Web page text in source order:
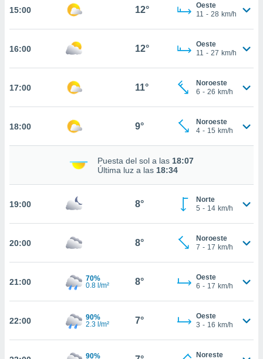
Puedes
web a
como
IP
posible
en
a lo que
su
datos
15:00 12°
Oeste
11 - 28 km/h
16:00 12°
Oeste
11 - 27 km/h
17:00 11°
Noroeste
6 - 26 km/h
18:00 9°
Noroeste
4 - 15 km/h
Puesta del sol a las 18:07
Última luz a las 18:34
19:00 8°
Norte
5 - 14 km/h
20:00 8°
Noroeste
7 - 17 km/h
21:00
70%
0.8 l/m²
8°
Oeste
6 - 17 km/h
22:00
90%
2.3 l/m²
7°
Oeste
3 - 16 km/h
90%
Noreste